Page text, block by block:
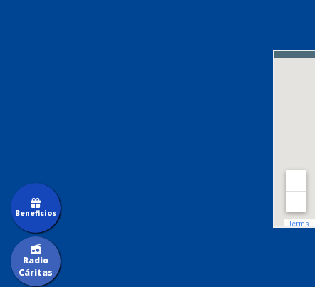
Radio
Cáritas
Beneficios